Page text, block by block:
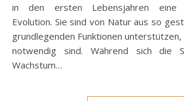
in den ersten Lebensjahren eine
Evolution. Sie sind von Natur aus so
grundlegenden Funktionen
notwendig sind. Während sich die
Wachstum…